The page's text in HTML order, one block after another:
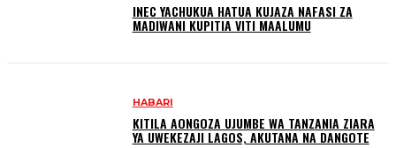
INEC YACHUKUA HATUA KUJAZA NAFASI ZA
MADIWANI KUPITIA VITI MAALUMU
HABARI
KITILA AONGOZA UJUMBE WA TANZANIA ZIARA
YA UWEKEZAJI LAGOS, AKUTANA NA DANGOTE